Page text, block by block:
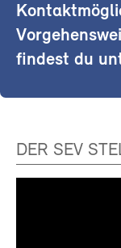
findest du
DER SEV